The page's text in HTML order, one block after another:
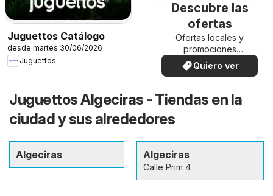
Juguettos Catálogo
desde martes 30/06/2026
Juguettos
Descubre las
ofertas
Ofertas locales y
promociones
especiales.
Quiero ver
Juguettos Algeciras - Tiendas en la
ciudad y sus alrededores
Algeciras Algeciras
Calle Prim 4